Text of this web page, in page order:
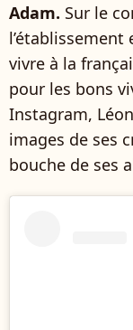
Adam. Sur le
l’établissement
vivre à la
pour les bons
Instagram,
images de ses
bouche de ses